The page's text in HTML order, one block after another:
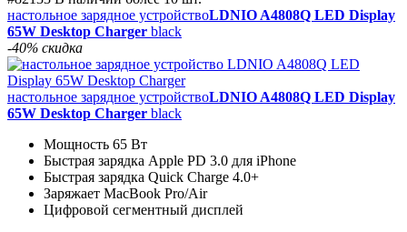
настольное зарядное устройствоLDNIO A4808Q LED Display
65W Desktop Charger black
-40% скидка
настольное зарядное устройствоLDNIO A4808Q LED Display
65W Desktop Charger black
Мощность 65 Вт
Быстрая зарядка Apple PD 3.0 для iPhone
Быстрая зарядка Quick Charge 4.0+
Заряжает MacBook Pro/Air
Цифровой сегментный дисплей